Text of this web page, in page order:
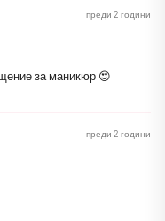
преди 2 години
за маникюр 😍
преди 2 години